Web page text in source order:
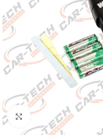
Click to enlarge